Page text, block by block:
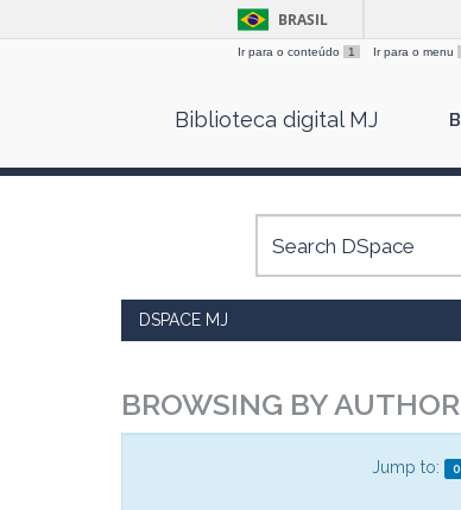
BRASIL
Ir para o conteúdo 1 Ir para o menu
Biblioteca digital MJ
DSPACE MJ
BROWSING BY
Jump to: